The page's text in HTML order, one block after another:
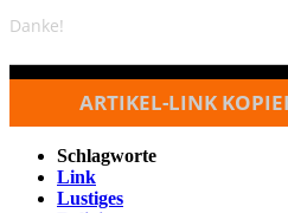
Danke!
ARTIKEL-LINK
Schlagworte
Link
Lustiges